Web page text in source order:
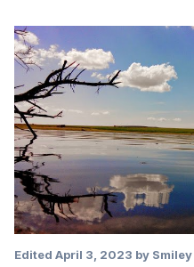
Edited April 3, 2023 by Smiley